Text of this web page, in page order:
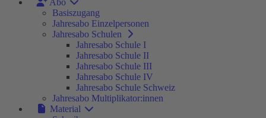
Abo
Basiszugang
Jahresabo Einzelpersonen
Jahresabo Schulen
Jahresabo Schule I
Jahresabo Schule II
Jahresabo Schule III
Jahresabo Schule IV
Jahresabo Schule Schweiz
Jahresabo Multiplikator:innen
Material